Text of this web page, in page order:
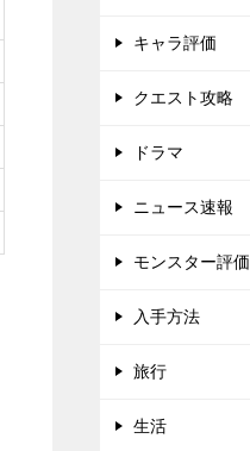
キャラ評価
クエスト攻略
ドラマ
ニュース速報
モンスター評価
入手方法
旅行
生活